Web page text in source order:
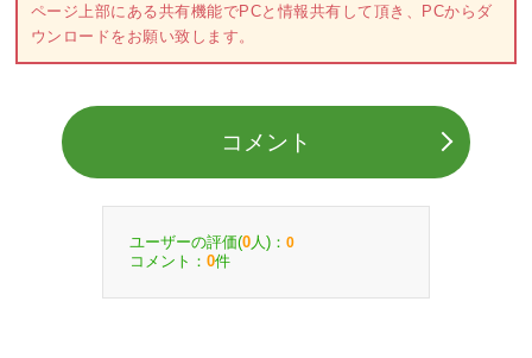
ページ上部にある共有機能でPCと情報共有して頂き、PCからダ
ウンロードをお願い致します。
コメント
ユーザーの評価(0 人)： 0
コメント： 0件